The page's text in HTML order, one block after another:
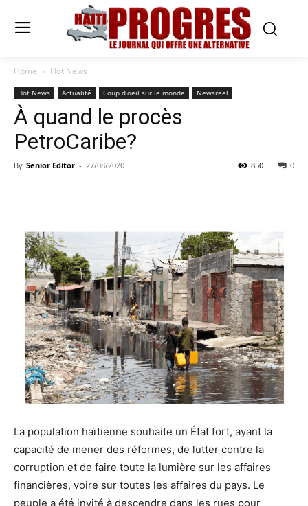
Home Hot News
Hot News Actualité Coup d’oeil sur le monde Newsreel
À quand le procès
PetroCaribe?
By Senior Editor - 27/08/2020 0
850
La population haïtienne souhaite un État fort, ayant la
capacité de mener des réformes, de lutter contre la
corruption et de faire toute la lumière sur les affaires
financières, voire sur toutes les affaires du pays. Le
peuple a été invité à descendre dans les rues pour